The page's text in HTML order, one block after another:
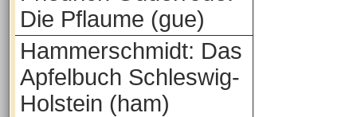
Die Pflaume (gue)
Hammerschmidt: Das
Apfelbuch Schleswig-
Holstein (ham)